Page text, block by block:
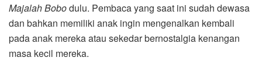
Majalah Bobodulu. Pembaca yang saat ini sudah dewasa
dan bahkan memiliki anak ingin mengenalkan kembali
pada anak mereka atau sekedar bernostalgia kenangan
masa kecil mereka.